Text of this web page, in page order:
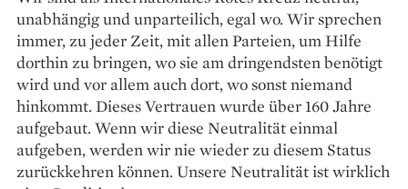
unabhängig und unparteilich, egal wo. Wir sprechen
immer, zu jeder Zeit, mit allen Parteien, um Hilfe
dorthin zu bringen, wo sie am dringendsten benötigt
wird und vor allem auch dort, wo sonst niemand
hinkommt. Dieses Vertrauen wurde über 160 Jahre
aufgebaut. Wenn wir diese Neutralität einmal
aufgeben, werden wir nie wieder zu diesem Status
zurückkehren können. Unsere Neutralität ist wirklich